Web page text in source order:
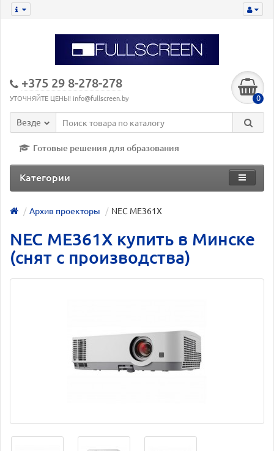
+375 29 8-278-278
УТОЧНЯЙТЕ ЦЕНЫ! info@fullscreen.by 0
Везде
Готовые решения для образования
Категории
Архив проекторы NEC ME361X
NEC ME361X купить в Минске
(снят с производства)